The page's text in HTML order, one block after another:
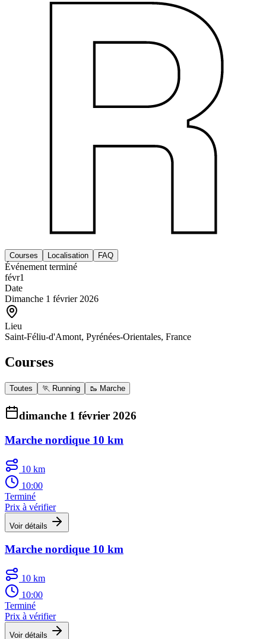
Courses Localisation FAQ
Événement terminé
févr1
Date
Dimanche 1 février 2026
Lieu
Saint-Féliu-d'Amont, Pyrénées-Orientales, France
Courses
Toutes 🏃 Running 🥾 Marche
dimanche 1 février 2026
Marche nordique 10 km
10 km
10:00
Terminé
Prix à vérifier
Voir détails
Marche nordique 10 km
10 km
10:00
Terminé
Prix à vérifier
Voir détails